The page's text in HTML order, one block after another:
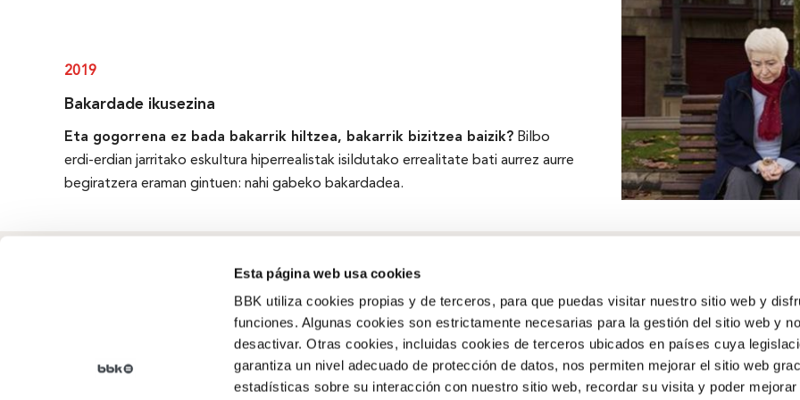
Esta página web usa cookies
BBK utiliza cookies propias y de terceros, para que puedas visitar nuestro sitio web y
funciones. Algunas cookies son estrictamente necesarias para la gestión del sitio web y
desactivar. Otras cookies, incluidas cookies de terceros ubicados en países cuya
garantiza un nivel adecuado de protección de datos, nos permiten mejorar el sitio web
estadísticas sobre su interacción con nuestro sitio web, recordar su visita y poder mejorar
2019
Bakardade ikusezina
Eta gogorrena ez bada bakarrik hiltzea, bakarrik bizitzea baizik?Bilbo
erdi-erdian jarritako eskultura hiperrealistak isildutako errealitate bati aurrez aurre
begiratzera eraman gintuen: nahi gabeko bakardadea.
Kanpainak, Gardentasuna
Gizarte-ekintza
Kultura , Pertsonak,Ingurumena,
Ekintzailetza